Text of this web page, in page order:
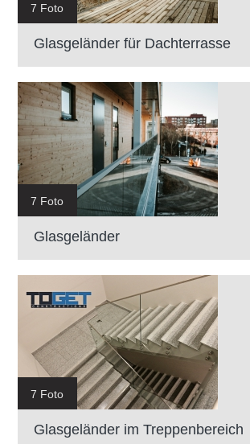
7 Foto
Glasgeländer für Dachterrasse
7 Foto
Glasgeländer
7 Foto
Glasgeländer im Treppenbereich